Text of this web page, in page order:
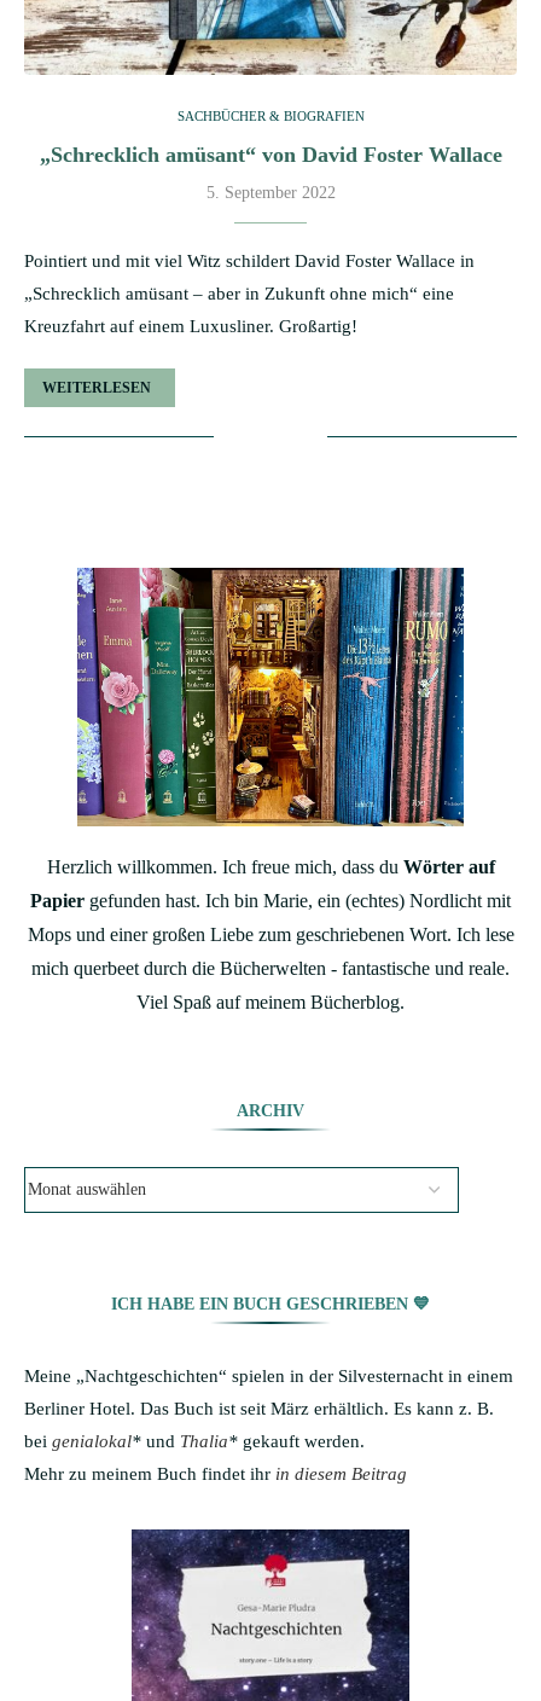
SACHBÜCHER & BIOGRAFIEN
„Schrecklich amüsant“ von David Foster Wallace
5. September 2022
Pointiert und mit viel Witz schildert David Foster Wallace in
„Schrecklich amüsant – aber in Zukunft ohne mich“ eine
Kreuzfahrt auf einem Luxusliner. Großartig!
WEITERLESEN
Herzlich willkommen. Ich freue mich, dass du Wörter auf
Papier gefunden hast. Ich bin Marie, ein (echtes) Nordlicht mit
Mops und einer großen Liebe zum geschriebenen Wort. Ich lese
mich querbeet durch die Bücherwelten - fantastische und reale.
Viel Spaß auf meinem Bücherblog.
ARCHIV
ICH HABE EIN BUCH GESCHRIEBEN 💙
Meine „Nachtgeschichten“ spielen in der Silvesternacht in einem
Berliner Hotel. Das Buch ist seit März erhältlich. Es kann z. B.
bei genialokal* und Thalia* gekauft werden.
Mehr zu meinem Buch findet ihr in diesem Beitrag